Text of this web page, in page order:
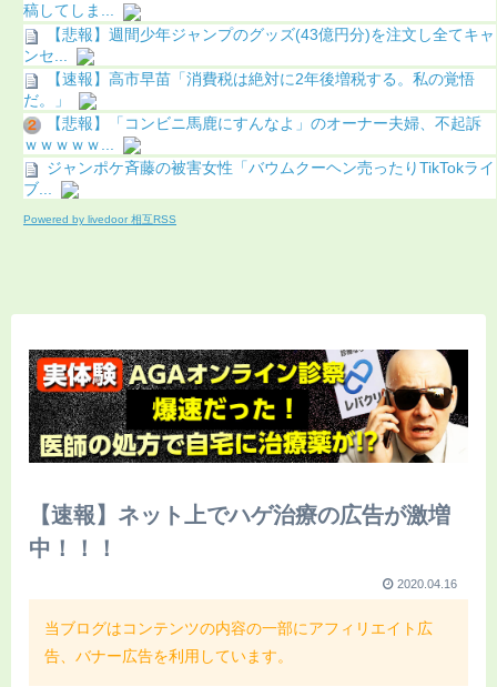
稿してしま...
【悲報】週間少年ジャンプのグッズ(43億円分)を注文し全てキャ
ンセ...
【速報】高市早苗「消費税は絶対に2年後増税する。私の覚悟
だ。」
【悲報】「コンビニ馬鹿にすんなよ」のオーナー夫婦、不起訴
ｗｗｗｗｗ...
ジャンポケ斉藤の被害女性「バウムクーヘン売ったりTikTokライ
ブ...
Powered by livedoor 相互RSS
【速報】ネット上でハゲ治療の広告が激増
中！！！
2020.04.16
当ブログはコンテンツの内容の一部にアフィリエイト広
告、バナー広告を利用しています。